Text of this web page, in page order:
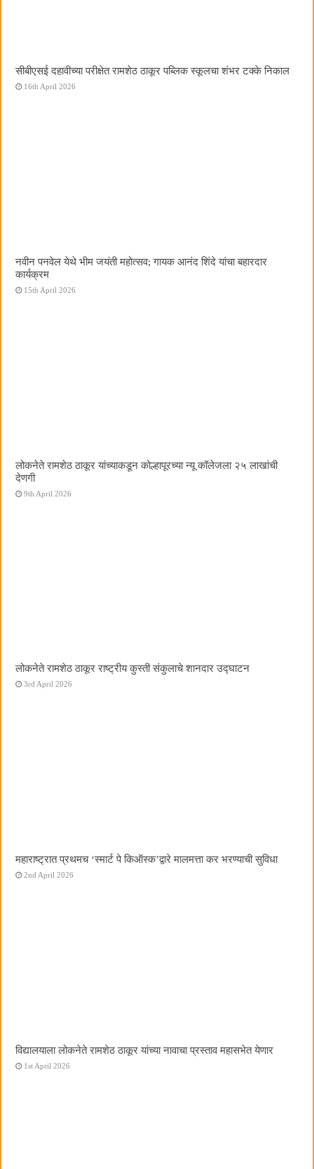
सीबीएसई दहावीच्या परीक्षेत रामशेठ ठाकूर पब्लिक स्कूलचा शंभर टक्के निकाल
16th April 2026
नवीन पनवेल येथे भीम जयंती महोत्सव; गायक आनंद शिंदे यांचा बहारदार
कार्यक्रम
15th April 2026
लोकनेते रामशेठ ठाकूर यांच्याकडून कोल्हापूरच्या न्यू कॉलेजला २५ लाखांची
देणगी
9th April 2026
लोकनेते रामशेठ ठाकूर राष्ट्रीय कुस्ती संकुलाचे शानदार उद्घाटन
3rd April 2026
महाराष्ट्रात प्रथमच ‌‘स्मार्ट पे किऑस्क‌’द्वारे मालमत्ता कर भरण्याची सुविधा
2nd April 2026
विद्यालयाला लोकनेते रामशेठ ठाकूर यांच्या नावाचा प्रस्ताव महासभेत येणार
1st April 2026